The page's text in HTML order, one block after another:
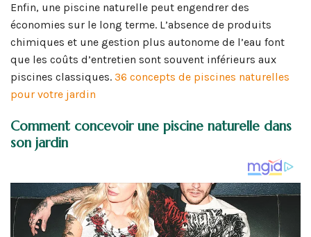
Enfin, une piscine naturelle peut engendrer des
économies sur le long terme. L’absence de produits
chimiques et une gestion plus autonome de l’eau font
que les coûts d’entretien sont souvent inférieurs aux
piscines classiques. 36 concepts de piscines naturelles
pour votre jardin
Comment concevoir une piscine naturelle dans
son jardin